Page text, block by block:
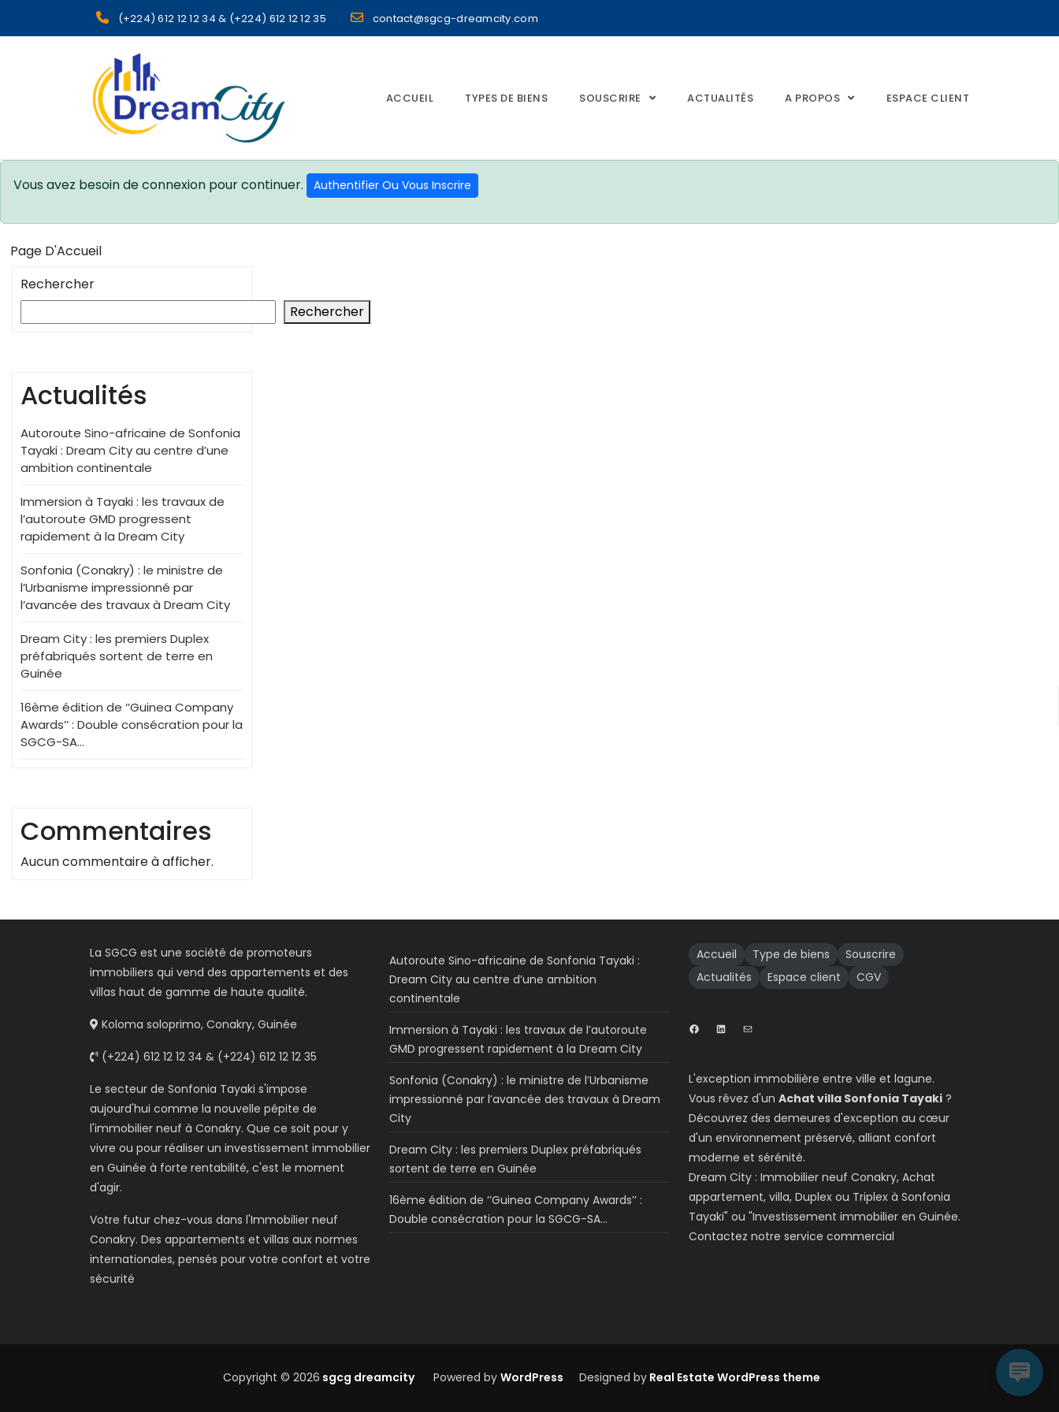
(+224) 612 12 12 34 & (+224) 612 12 12 35 contact@sgcg-dreamcity.com
sgcg dreamcity
ACCUEIL TYPES DE BIENS SOUSCRIRE ACTUALITÉS A PROPOS ESPACE CLIENT
Vous avez besoin de connexion pour continuer. Authentifier Ou Vous Inscrire
Page D'Accueil
Rechercher
Rechercher
Actualités
Autoroute Sino-africaine de Sonfonia
Tayaki : Dream City au centre d’une
ambition continentale
Immersion à Tayaki : les travaux de
l’autoroute GMD progressent
rapidement à la Dream City
Sonfonia (Conakry) : le ministre de
l’Urbanisme impressionné par
l’avancée des travaux à Dream City
Dream City : les premiers Duplex
préfabriqués sortent de terre en
Guinée
16ème édition de ‘’Guinea Company
Awards’’ : Double consécration pour la
SGCG-SA…
Commentaires
Aucun commentaire à afficher.
La SGCG est une société de promoteurs
immobiliers qui vend des appartements et des
villas haut de gamme de haute qualité.
Koloma soloprimo, Conakry, Guinée
(+224) 612 12 12 34 & (+224) 612 12 12 35
Le secteur de Sonfonia Tayaki s'impose
aujourd'hui comme la nouvelle pépite de
l'immobilier neuf à Conakry. Que ce soit pour y
vivre ou pour réaliser un investissement immobilier
en Guinée à forte rentabilité, c'est le moment
d'agir.
Votre futur chez-vous dans l'Immobilier neuf
Conakry. Des appartements et villas aux normes
internationales, pensés pour votre confort et votre
sécurité
Autoroute Sino-africaine de Sonfonia Tayaki :
Dream City au centre d’une ambition
continentale
Immersion à Tayaki : les travaux de l’autoroute
GMD progressent rapidement à la Dream City
Sonfonia (Conakry) : le ministre de l’Urbanisme
impressionné par l’avancée des travaux à Dream
City
Dream City : les premiers Duplex préfabriqués
sortent de terre en Guinée
16ème édition de ‘’Guinea Company Awards’’ :
Double consécration pour la SGCG-SA…
Accueil Type de biens
Souscrire
Actualités
Espace client CGV
L'exception immobilière entre ville et lagune.
Vous rêvez d'un Achat villa Sonfonia Tayaki ?
Découvrez des demeures d'exception au cœur
d'un environnement préservé, alliant confort
moderne et sérénité.
Dream City : Immobilier neuf Conakry, Achat
appartement, villa, Duplex ou Triplex à Sonfonia
Tayaki" ou "Investissement immobilier en Guinée.
Contactez notre service commercial
Copyright © 2026 sgcg dreamcity Powered by WordPress Designed by Real Estate WordPress theme